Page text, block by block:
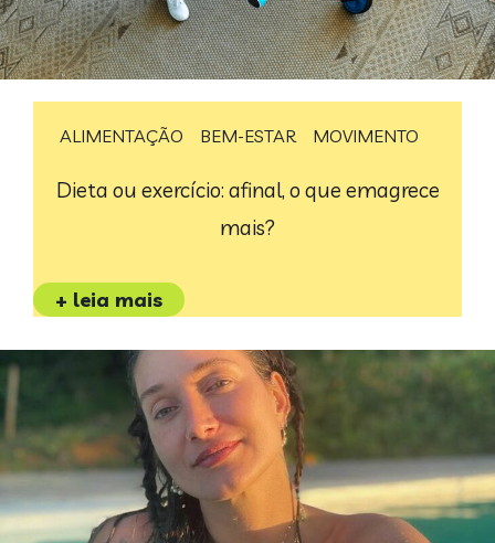
ALIMENTAÇÃO BEM-ESTAR MOVIMENTO
Dieta ou exercício: afinal, o que emagrece
mais?
+ leia mais